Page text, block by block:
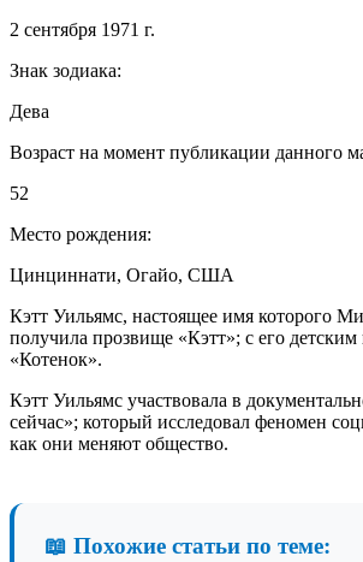
2 сентября 1971 г.
Знак зодиака:
Дева
Возраст на момент публикации данного
52
Место рождения:
Цинциннати, Огайо, США
Кэтт Уильямс, настоящее имя которого
получила прозвище «Кэтт»; с его
«Котенок».
Кэтт Уильямс участвовала в
сейчас»; который исследовал феномен
как они меняют общество.
📖 Похожие статьи по теме: